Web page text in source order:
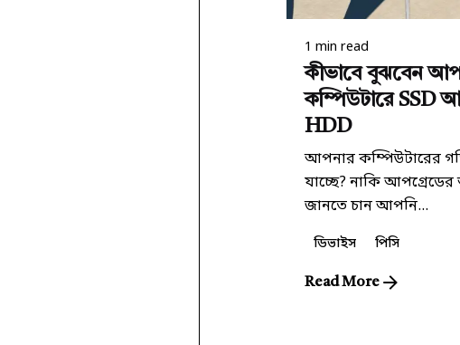
1 min read
কীভাবে বুঝবেন
কম্পিউটারে SSD
HDD
আপনার কম্পিউটারের
যাচ্ছে? নাকি
জানতে চান আপনি...
ডিভাইস পিসি
Read More